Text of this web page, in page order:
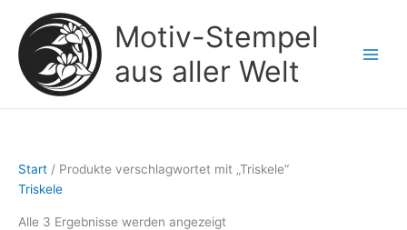
Inhalt
springen
Motiv-Stempel
aus aller Welt
Start / Produkte verschlagwortet mit „Triskele“
Triskele
Alle 3 Ergebnisse werden angezeigt